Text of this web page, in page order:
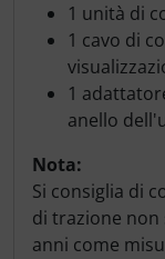
1 unità di
1 cavo di
1
anello
Nota:
Si consiglia di
di trazione non
anni come